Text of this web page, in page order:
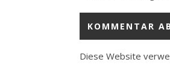
Diese Website